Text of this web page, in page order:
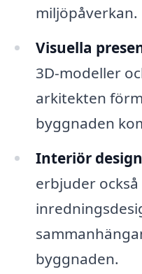
miljöpåverkan.
Visuella
3D-modeller
arkitekten
byggnaden
Interiör
erbjuder
byggnaden.